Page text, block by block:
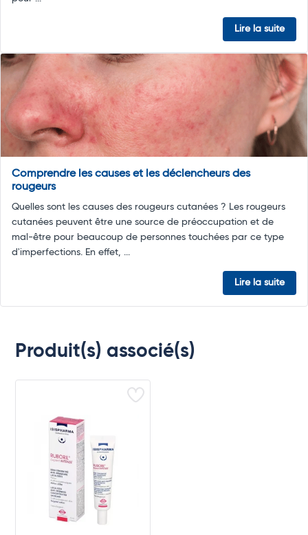
Lire la suite
Comprendre les causes et les déclencheurs des
rougeurs
Quelles sont les causes des rougeurs cutanées ? Les rougeurs
cutanées peuvent être une source de préoccupation et de
mal-être pour beaucoup de personnes touchées par ce type
d'imperfections. En effet, ...
Lire la suite
Produit(s) associé(s)